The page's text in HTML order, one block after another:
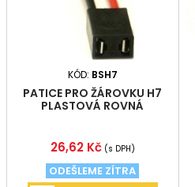
KÓD: BSH7
PATICE PRO ŽÁROVKU H7
PLASTOVÁ ROVNÁ
Cena
26,62 Kč (s DPH)
ODEŠLEME ZÍTRA